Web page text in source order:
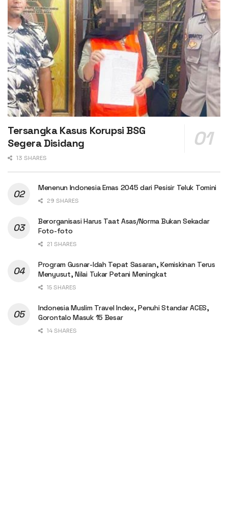
Tersangka Kasus Korupsi BSG
Segera Disidang
13 SHARES
Menenun Indonesia Emas 2045 dari Pesisir Teluk Tomini
29 SHARES
Berorganisasi Harus Taat Asas/Norma Bukan Sekadar
Foto-foto
21 SHARES
Program Gusnar-Idah Tepat Sasaran, Kemiskinan Terus
Menyusut, Nilai Tukar Petani Meningkat
15 SHARES
Indonesia Muslim Travel Index, Penuhi Standar ACES,
Gorontalo Masuk 15 Besar
14 SHARES